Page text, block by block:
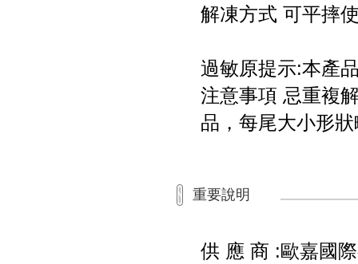
解凍方式 可平摔
過敏原提示:本產
注意事項 忌重複
品，每尾大小形
重要說明
供 應 商 :歐嘉國